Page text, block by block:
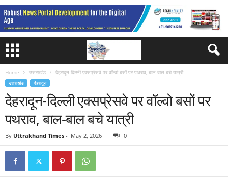
Home उत्तराखंड देहरादून-दिल्ली एक्सप्रेसवे पर वॉल्वो बसों पर पथराव, बाल-बाल बचे यात्री
उत्तराखंड देहरादून
देहरादून-दिल्ली एक्सप्रेसवे पर वॉल्वो बसों पर
पथराव, बाल-बाल बचे यात्री
By Uttrakhand Times - May 2, 2026 0